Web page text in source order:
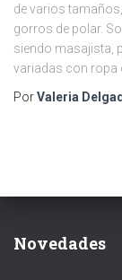
de varios
gorros de polar.
siendo masajista,
variadas con ropa
PorValeria
Novedades